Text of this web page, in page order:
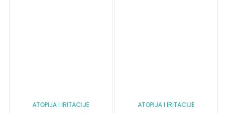
ATOPIJA I IRITACIJE ATOPIJA I IRITACIJE